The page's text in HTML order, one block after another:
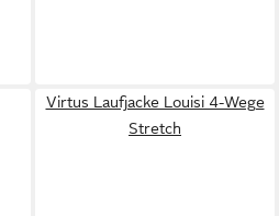
Virtus Laufjacke Louisi 4-Wege
Stretch